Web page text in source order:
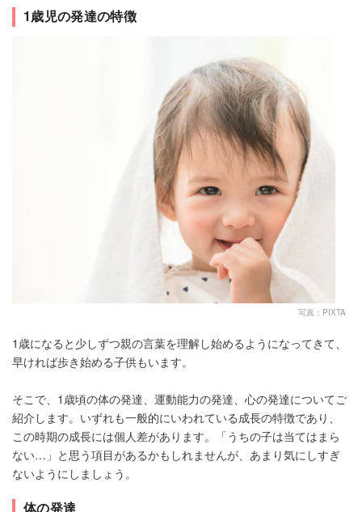
1歳児の発達の特徴
写真：PIXTA
1歳になると少しずつ親の言葉を理解し始めるようになってきて、
早ければ歩き始める子供もいます。
そこで、1歳頃の体の発達、運動能力の発達、心の発達についてご
紹介します。いずれも一般的にいわれている成長の特徴であり、
この時期の成長には個人差があります。「うちの子は当てはまら
ない…」と思う項目があるかもしれませんが、あまり気にしすぎ
ないようにしましょう。
体の発達